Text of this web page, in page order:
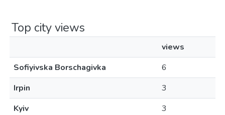
Top city views
views
Sofiyivska Borschagivka
6
Irpin
3
Kyiv
3